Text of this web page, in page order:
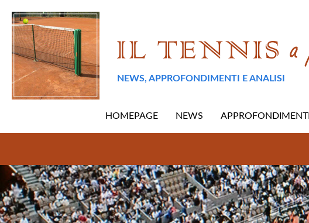
NEWS, APPROFONDIMENTI E ANALISI
HOMEPAGE NEWS APPROFONDIMENTI